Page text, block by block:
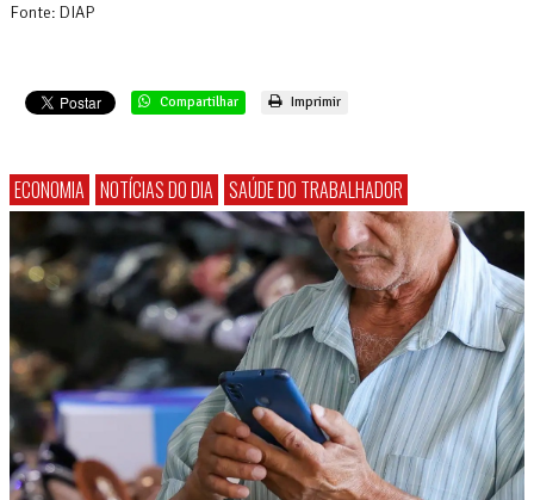
Fonte: DIAP
Compartilhar Imprimir
ECONOMIA NOTÍCIAS DO DIA SAÚDE DO TRABALHADOR